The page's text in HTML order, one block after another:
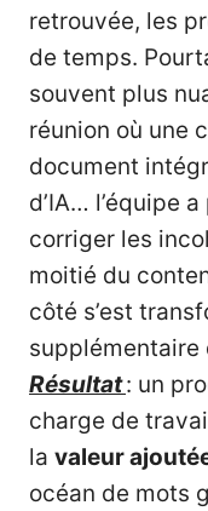
retrouvée, les
de temps.
souvent plus
réunion où une
document
d’IA… l’équipe
corriger les
moitié du
côté s’est
supplémentaire
Résultat: un
charge de
la valeur
océan de mots